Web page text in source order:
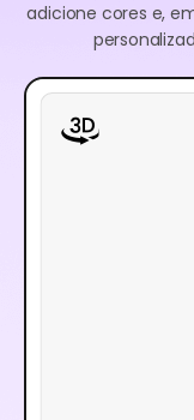
adicione cores e,